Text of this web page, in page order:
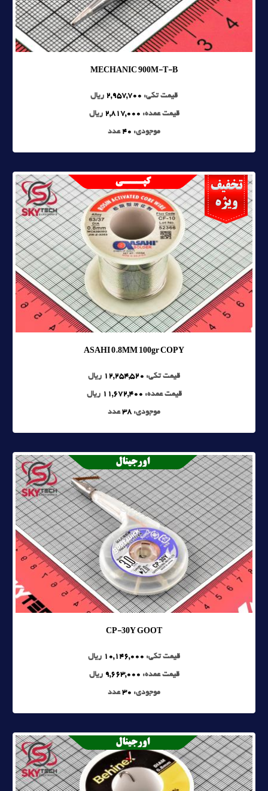
MECHANIC 900M-T-B
قیمت تکی: 2,957,700 ریال
قیمت عمده: 2,817,000 ریال
موجودی: 40 عدد
ASAHI 0.8MM 100gr COPY
قیمت تکی: 12,254,520 ریال
قیمت عمده: 11,672,400 ریال
موجودی: 38عدد
CP-30Y GOOT
قیمت تکی: 10,146,000 ریال
قیمت عمده: 9,663,000 ریال
موجودی: 30عدد